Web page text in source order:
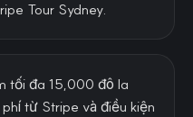
Tour Sydney.
tối đa 15,000 đô la
từ Stripe và điều kiện